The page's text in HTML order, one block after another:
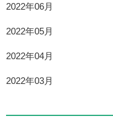
2022年06月
2022年05月
2022年04月
2022年03月